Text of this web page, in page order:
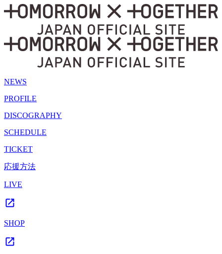
NEWS
PROFILE
DISCOGRAPHY
SCHEDULE
TICKET
応援方法
LIVE
SHOP